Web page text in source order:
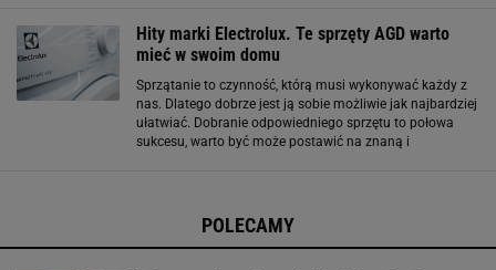
Hity marki Electrolux. Te sprzęty AGD warto
mieć w swoim domu
Sprzątanie to czynność, którą musi wykonywać każdy z
nas. Dlatego dobrze jest ją sobie możliwie jak najbardziej
ułatwiać. Dobranie odpowiedniego sprzętu to połowa
sukcesu, warto być może postawić na znaną i
POLECAMY